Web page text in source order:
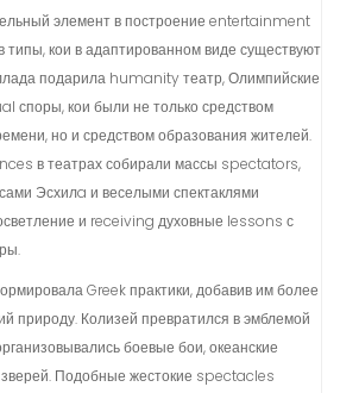
элемент в построение entertainment
кои в адаптированном виде существуют
подарила humanity театр, Олимпийские
споры, кои были не только средством
но и средством образования жителей.
в театрах собирали массы spectators,
Эсхилa и веселыми спектаклями
и receiving духовные lessons с
Greek практики, добавив им более
природу. Колизей превратился в эмблемой
боевые бои, океанские
Подобные жестокие spectacles